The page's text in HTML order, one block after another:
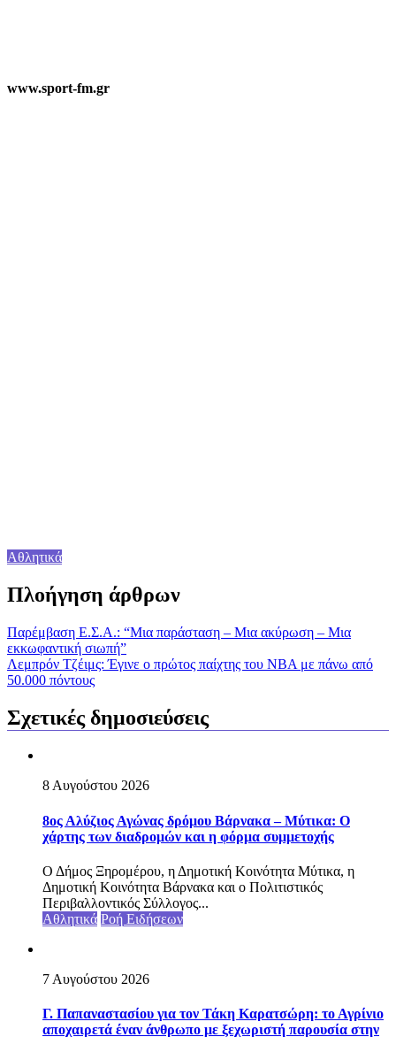
www.sport-fm.gr
Αθλητικά
Πλοήγηση άρθρων
Παρέμβαση Ε.Σ.Α.: “Μια παράσταση – Μια ακύρωση – Μια
εκκωφαντική σιωπή”
Λεμπρόν Τζέιμς: Έγινε ο πρώτος παίχτης του ΝΒΑ με πάνω από
50.000 πόντους
Σχετικές δημοσιεύσεις
8 Αυγούστου 2026
8ος Αλύζιος Αγώνας δρόμου Βάρνακα – Μύτικα: Ο
χάρτης των διαδρομών και η φόρμα συμμετοχής
Ο Δήμος Ξηρομέρου, η Δημοτική Κοινότητα Μύτικα, η
Δημοτική Κοινότητα Βάρνακα και ο Πολιτιστικός
Περιβαλλοντικός Σύλλογος...
Αθλητικά Ροή Ειδήσεων
7 Αυγούστου 2026
Γ. Παπαναστασίου για τον Τάκη Καρατσώρη: το Αγρίνιο
αποχαιρετά έναν άνθρωπο με ξεχωριστή παρουσία στην